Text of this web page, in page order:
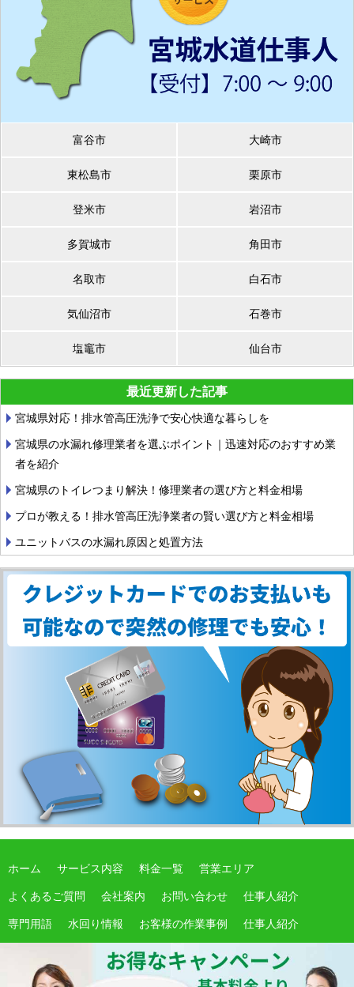
富谷市 大崎市
東松島市 栗原市
登米市 岩沼市
多賀城市 角田市
名取市 白石市
気仙沼市 石巻市
塩竈市 仙台市
最近更新した記事
宮城県対応！排水管高圧洗浄で安心快適な暮らしを
宮城県の水漏れ修理業者を選ぶポイント｜迅速対応のおすすめ業
者を紹介
宮城県のトイレつまり解決！修理業者の選び方と料金相場
プロが教える！排水管高圧洗浄業者の賢い選び方と料金相場
ユニットバスの水漏れ原因と処置方法
ホーム サービス内容 料金一覧 営業エリア
よくあるご質問 会社案内 お問い合わせ 仕事人紹介
専門用語 水回り情報 お客様の作業事例 仕事人紹介
期間限定